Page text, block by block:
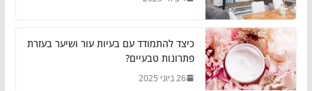
כיצד להתמודד עם בעיות עור ושיער בעזרת
פתרונות טבעיים?
26 ביוני 2025